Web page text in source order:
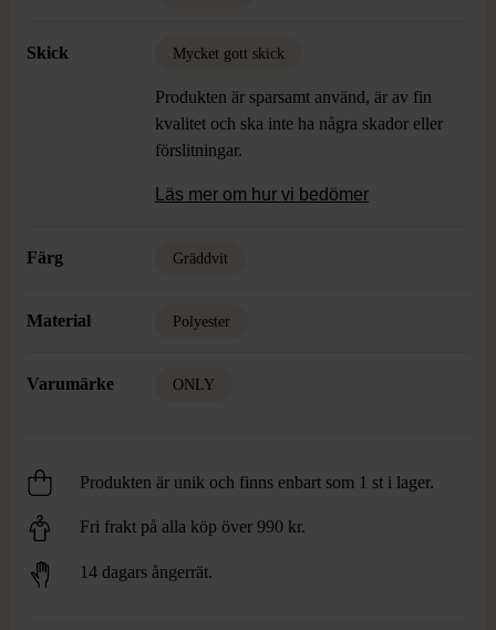
Skick Mycket gott skick
Produkten är sparsamt använd, är av fin
kvalitet och ska inte ha några skador eller
förslitningar.
Läs mer om hur vi bedömer
Färg Gräddvit
Material Polyester
Varumärke ONLY
Produkten är unik och finns enbart som 1 st i lager.
Fri frakt på alla köp över 990 kr.
14 dagars ångerrät.